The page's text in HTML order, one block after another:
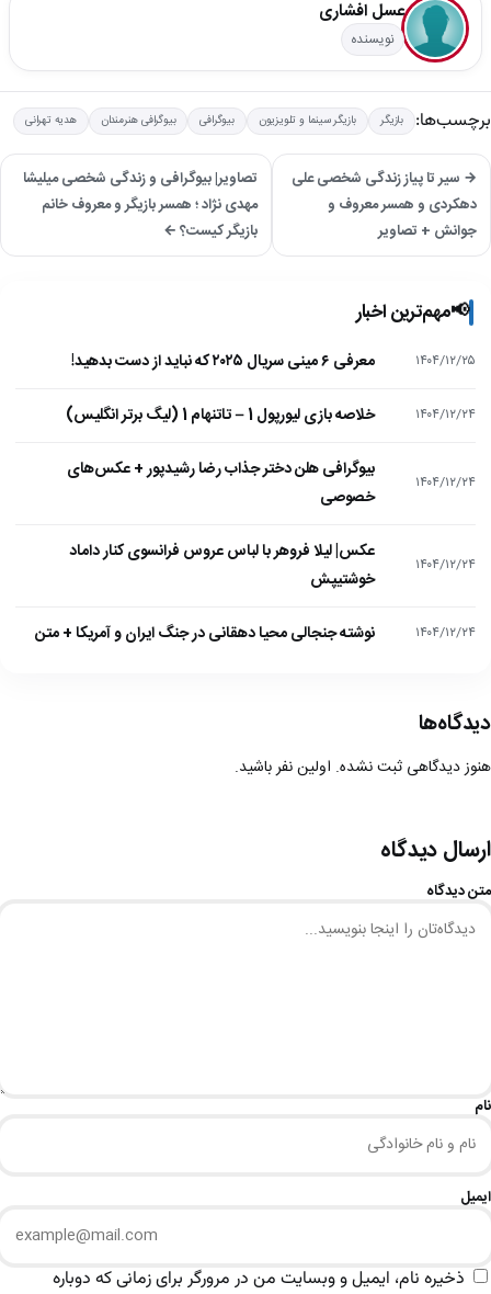
عسل افشاری
نویسنده
برچسب‌ها: بازیگر بازیگر سینما و تلویزیون بیوگرافی بیوگرافی هنرمندان هدیه تهرانی
→ سیر تا پیاز زندگی شخصی علی
دهکردی و همسر معروف و
جوانش + تصاویر
تصاویر| بیوگرافی و زندگی شخصی میلیشا
مهدی نژاد ؛ همسر بازیگر و معروف خانم
بازیگر کیست؟ ←
📢مهم‌ترین اخبار
۱۴۰۴/۱۲/۲۵ معرفی ۶ مینی سریال ۲۰۲۵ که نباید از دست بدهید!
۱۴۰۴/۱۲/۲۴ خلاصه بازی لیورپول 1 – تاتنهام 1 (لیگ برتر انگلیس)
۱۴۰۴/۱۲/۲۴
بیوگرافی هلن دختر جذاب رضا رشیدپور + عکس‌های
خصوصی
۱۴۰۴/۱۲/۲۴
عکس| لیلا فروهر با لباس عروس فرانسوی کنار داماد
خوشتیپش
۱۴۰۴/۱۲/۲۴ نوشته جنجالی محیا دهقانی در جنگ ایران و آمریکا + متن
دیدگاه‌ها
هنوز دیدگاهی ثبت نشده. اولین نفر باشید.
ارسال دیدگاه
متن دیدگاه
نام
ایمیل
ذخیره نام، ایمیل و وبسایت من در مرورگر برای زمانی که دوباره